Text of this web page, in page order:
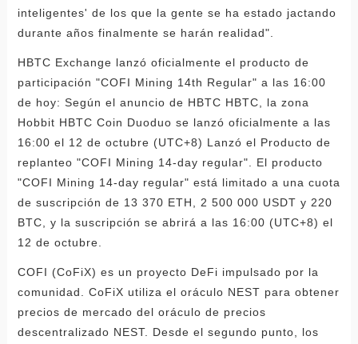
inteligentes' de los que la gente se ha estado jactando
durante años finalmente se harán realidad".
HBTC Exchange lanzó oficialmente el producto de
participación "COFI Mining 14th Regular" a las 16:00
de hoy: Según el anuncio de HBTC HBTC, la zona
Hobbit HBTC Coin Duoduo se lanzó oficialmente a las
16:00 el 12 de octubre (UTC+8) Lanzó el Producto de
replanteo "COFI Mining 14-day regular". El producto
"COFI Mining 14-day regular" está limitado a una cuota
de suscripción de 13 370 ETH, 2 500 000 USDT y 220
BTC, y la suscripción se abrirá a las 16:00 (UTC+8) el
12 de octubre.
COFI (CoFiX) es un proyecto DeFi impulsado por la
comunidad. CoFiX utiliza el oráculo NEST para obtener
precios de mercado del oráculo de precios
descentralizado NEST. Desde el segundo punto, los